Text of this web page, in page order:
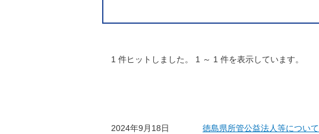
1 件ヒットしました。 1 ～ 1 件を表示しています。
2024年9月18日
徳島県所管公益法人等について